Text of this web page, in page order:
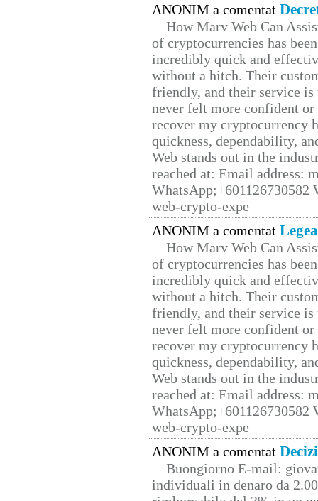
ANONIM a comentat
How Marv Web Can
of cryptocurrencies has
incredibly quick and
without a hitch. Their
friendly, and their service
never felt more confident
recover my cryptocurrency
quickness, dependability,
Web stands out in the
reached at: Email address:
web-crypto-expe
ANONIM a comentat
How Marv Web Can
of cryptocurrencies has
incredibly quick and
without a hitch. Their
friendly, and their service
never felt more confident
recover my cryptocurrency
quickness, dependability,
Web stands out in the
reached at: Email address:
web-crypto-expe
ANONIM a comentat
Buongiorno E-mail:
individuali in denaro da